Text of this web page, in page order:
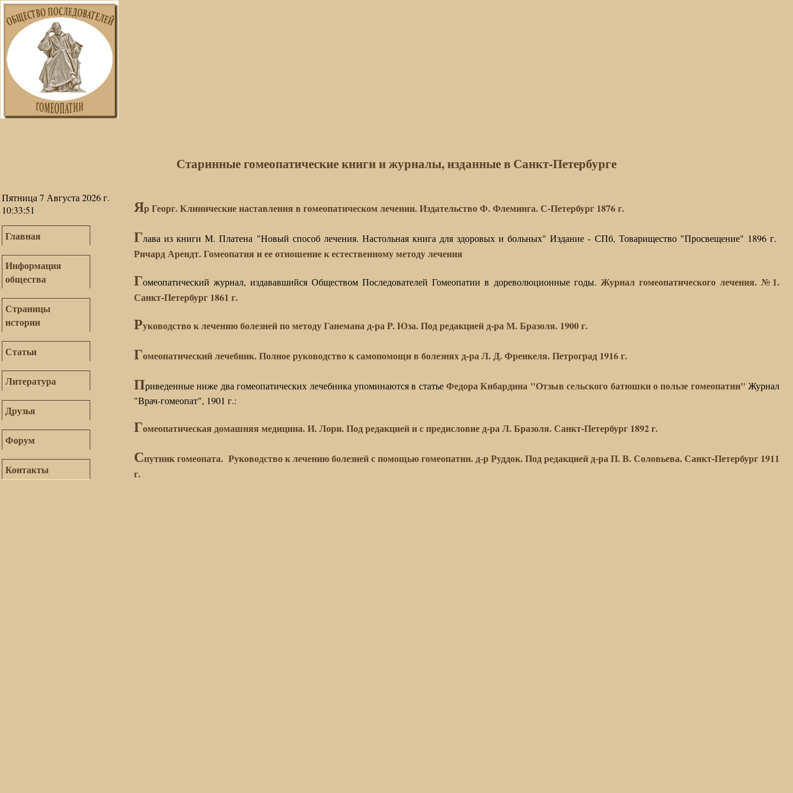
Старинные гомеопатические книги и журналы, изданные в Санкт-Петербурге
Пятница 7 Августа 2026 г.
10:33:51
Главная
Информация
общества
Страницы
истории
Статьи
Литература
Друзья
Форум
Контакты
Яр Георг. Клинические наставления в гомеопатическом лечении. Издательство Ф. Флеминга. С-Петербург 1876 г.
Глава из книги М. Платена "Новый способ лечения. Настольная книга для здоровых и больных" Издание - СПб, Товарищество "Просвещение" 1896 г.
Ричард Арендт. Гомеопатия и ее отношение к естественному методу лечения
Гомеопатический журнал, издававшийся Обществом Последователей Гомеопатии в дореволюционные годы. Журнал гомеопатического лечения. №1.
Санкт-Петербург 1861 г.
Руководство к лечению болезней по методу Ганемана д-ра P. Юза. Под редакцией д-ра М. Бразоля. 1900 г.
Гомеопатический лечебник. Полное руководство к самопомощи в болезнях д-ра Л. Д. Френкеля. Петроград 1916 г.
Приведенные ниже два гомеопатических лечебника упоминаются в статьеФедора Кибардина "Отзыв сельского батюшки о пользе гомеопатии" Журнал
"Врач-гомеопат", 1901 г.:
Гомеопатическая домашняя медицина. И. Лори. Под редакцией и с предисловие д-ра Л. Бразоля. Санкт-Петербург 1892 г.
Спутник гомеопата. Руководство к лечению болезней с помощью гомеопатии. д-р Руддок. Под редакцией д-ра П. В. Соловьева. Санкт-Петербург 1911
г.